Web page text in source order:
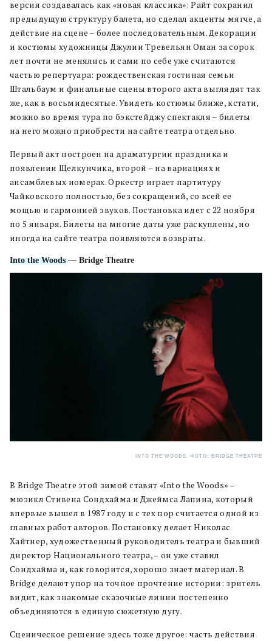
версия создавалась как «новая классика»: Райт сохранил
предыдущую структуру балета, но сделал акценты мягче, а
действие на сцене – более последовательным. Декорации
и костюмы художницы Джулии Тревельян Оман за сорок
лет почти не менялись и сами по себе уже считаются
частью репертуара: рождественская гостиная семьи
Штальбаум и финальные сцены второго акта выглядят так
же, как в восьмидесятые. Увидеть костюмы ближе, кстати,
можно во время тура по бэкстейджу спектакля – билеты
на него можно приобрести на сайте театра отдельно.
Первый акт построен на драматургии праздника и
появлении Щелкунчика, второй – на вариациях и
ансамблевых номерах. Оркестр играет партитуру
Чайковского полностью, без сокращений, со всей ее
мощью и гармонией звуков. Постановка идет с 22 ноября
по 5 января. Билеты на многие даты уже раскуплены, но
иногда на сайте театра появляются возвраты.
Into the Woods— Bridge Theatre
INTO THE WOODS. ФОТО: BRIDGE THEATRE
В Bridge Theatre этой зимой ставят «Into the Woods» –
мюзикл Стивена Сондхайма и Джеймса Лапина, который
впервые вышел в 1987 году и с тех пор считается одной из
главных работ авторов. Постановку делает Николас
Хайтнер, художественный руководитель театра и бывший
директор Национального театра, – он уже ставил
Сондхайма и, как говорится, хорошо знает материал. В
Bridge делают упор на точное прочтение истории: зритель
видит, как знакомые сказочные линии постепенно
объединяются в единую сюжетную дугу.
Сценическое решение здесь тоже другое: часть действия